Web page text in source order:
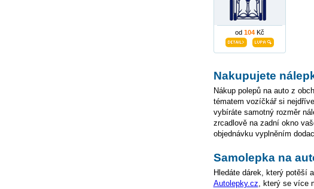
od 104Kč
Nakupujete
Nákup polepů na auto z
tématem vozíčkář si
vybíráte samotný rozměr
zrcadlově na zadní okno
objednávku vyplněním
Samolepka na
Hledáte dárek, který potěší
Autolepky.cz, který se více